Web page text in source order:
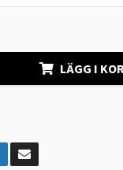
LÄGG I